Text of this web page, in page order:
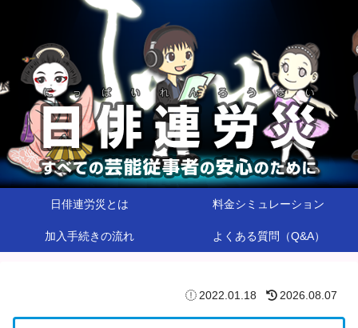
日俳連労災とは 料金シミュレーション
加入手続きの流れ よくある質問（Q&A）
2022.01.18 2026.08.07